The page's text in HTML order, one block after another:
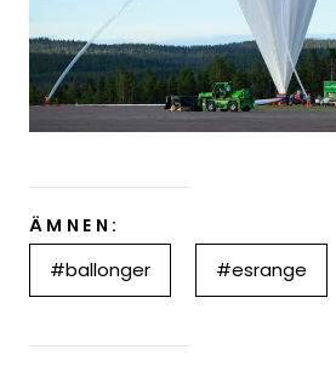
ÄMNEN:
#ballonger #esrange